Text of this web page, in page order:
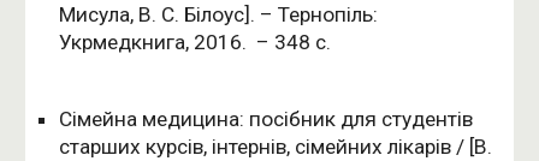
Мисула, В. С. Білоус]. –Тернопіль:
Укрмедкнига, 2016. – 348 с.
Сімейна медицина: посібник для студентів
старших курсів, інтернів, сімейних лікарів / [В.